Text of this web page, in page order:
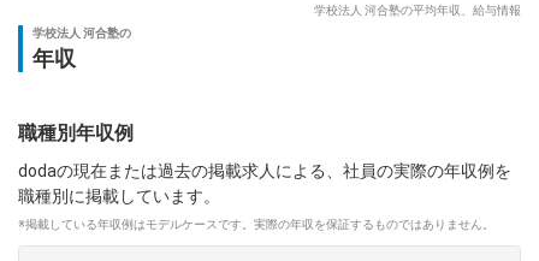
知りたい・聞きたい
専門サイト
dodaチャットサポート
学校法人 河合塾の平均年収、給与情報
学校法人 河合塾の
年収
職種別年収例
dodaの現在または過去の掲載求人による、社員の実際の年収例を
職種別に掲載しています。
※掲載している年収例はモデルケースです。実際の年収を保証するものではありません。